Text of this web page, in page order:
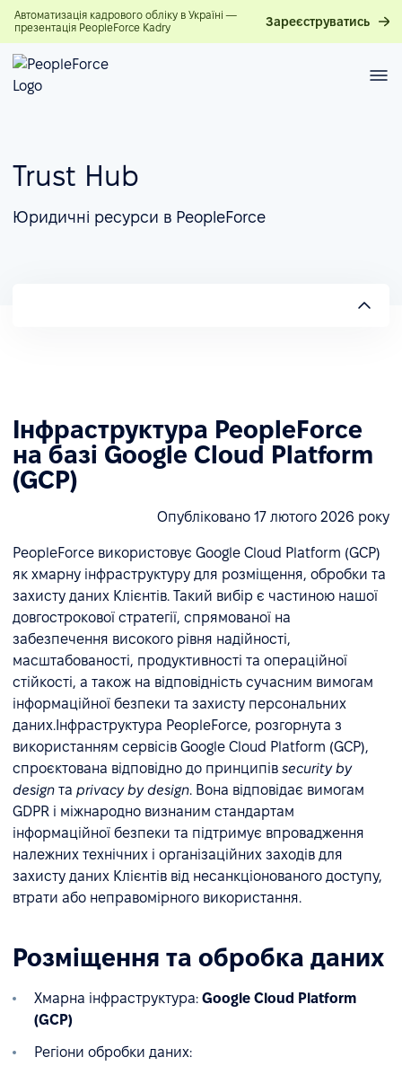
Автоматизація кадрового обліку в Україні —
презентація PeopleForce Kadry
Зареєструватись
Trust Hub
Юридичні ресурси в PeopleForce
Інфраструктура PeopleForce
на базі Google Cloud Platform
(GCP)
Опубліковано 17 лютого 2026 року
PeopleForce використовує Google Cloud Platform (GCP)
як хмарну інфраструктуру для розміщення, обробки та
захисту даних Клієнтів. Такий вибір є частиною нашої
довгострокової стратегії, спрямованої на
забезпечення високого рівня надійності,
масштабованості, продуктивності та операційної
стійкості, а також на відповідність сучасним вимогам
інформаційної безпеки та захисту персональних
даних.Інфраструктура PeopleForce, розгорнута з
використанням сервісів Google Cloud Platform (GCP),
спроєктована відповідно до принципів security by
design та privacy by design. Вона відповідає вимогам
GDPR і міжнародно визнаним стандартам
інформаційної безпеки та підтримує впровадження
належних технічних і організаційних заходів для
захисту даних Клієнтів від несанкціонованого доступу,
втрати або неправомірного використання.
Розміщення та обробка даних
Хмарна інфраструктура: Google Cloud Platform
(GCP)
Регіони обробки даних: